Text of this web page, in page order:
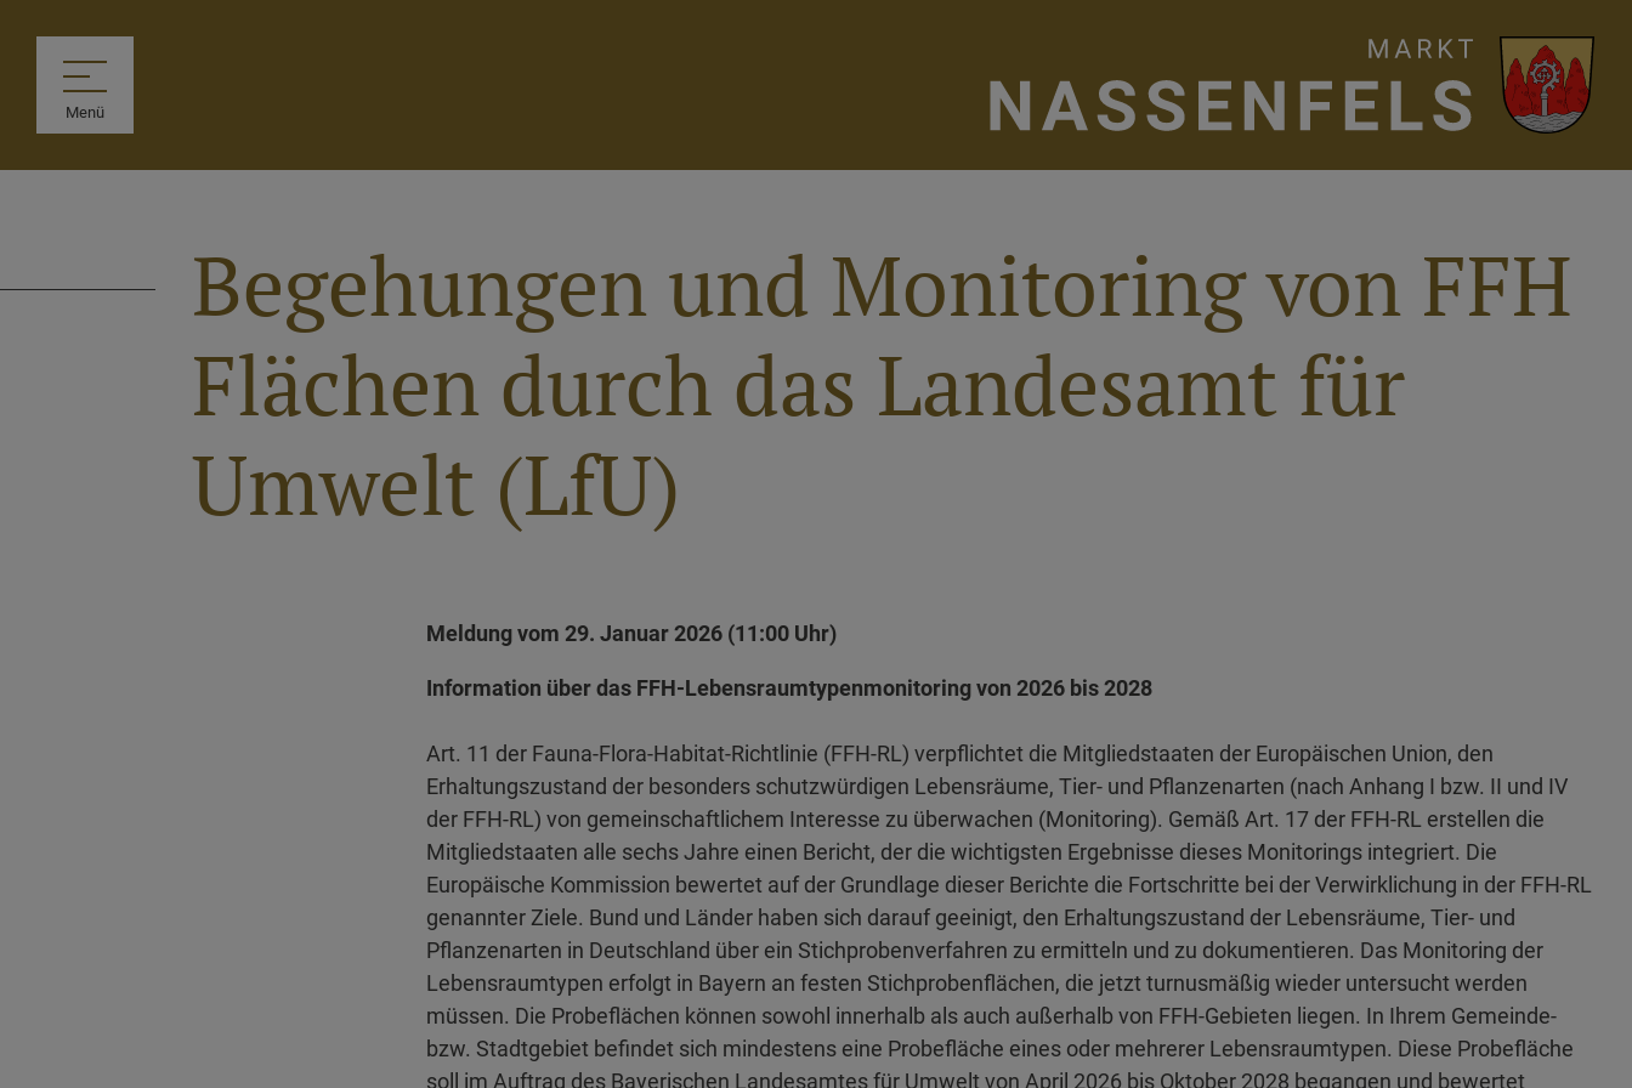
Menü
Begehungen und Monitoring von FFH
Flächen durch das Landesamt für
Umwelt (LfU)
Meldung vom 29. Januar 2026 (11:00 Uhr)
Information über das FFH-Lebensraumtypenmonitoringvon 2026 bis 2028
Art. 11 der Fauna-Flora-Habitat-Richtlinie (FFH-RL) verpflichtet die Mitgliedstaaten der Europäischen Union, den
Erhaltungszustand der besonders schutzwürdigen Lebensräume, Tier- und Pflanzenarten (nach Anhang I bzw. II und IV
der FFH-RL) von gemeinschaftlichem Interesse zu überwachen (Monitoring). Gemäß Art. 17 der FFH-RL erstellen die
Mitgliedstaaten alle sechs Jahre einen Bericht, der die wichtigsten Ergebnisse dieses Monitorings integriert. Die
Europäische Kommission bewertet auf der Grundlage dieser Berichte die Fortschritte bei der Verwirklichung in der FFH-RL
genannter Ziele. Bund und Länder haben sich darauf geeinigt, den Erhaltungszustand der Lebensräume, Tier- und
Pflanzenarten in Deutschland über ein Stichprobenverfahren zu ermitteln und zu dokumentieren. Das Monitoring der
Lebensraumtypen erfolgt in Bayern an festen Stichprobenflächen, die jetzt turnusmäßig wieder untersucht werden
müssen. Die Probeflächen können sowohl innerhalb als auch außerhalb von FFH-Gebieten liegen. In Ihrem Gemeinde-
bzw. Stadtgebiet befindet sich mindestens eine Probefläche eines oder mehrerer Lebensraumtypen. Diese Probefläche
soll im Auftrag des Bayerischen Landesamtes für Umwelt von April 2026 bis Oktober 2028 begangen und bewertet